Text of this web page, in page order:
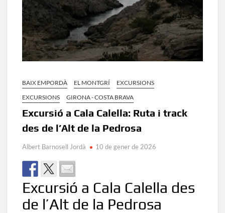
BAIX EMPORDÀ EL MONTGRÍ
EXCURSIONS
EXCURSIONS
GIRONA - COSTA BRAVA
Excursió a Cala Calella: Ruta i track
des de l’Alt de la Pedrosa
Albert Barnosell Jordà 10 de gener de 2026
Excursió a Cala Calella des
de l’Alt de la Pedrosa